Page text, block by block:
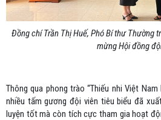
Đồng chí Trần Thị Huế, Phó Bí thư Thường
mừng Hội đồng
Thông qua phong trào “Thiếu nhi Việt
nhiều tấm gương đội viên tiêu biểu đã
luyện tốt mà còn tích cực tham gia hoạt